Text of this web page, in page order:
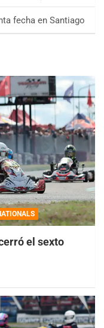
fecha en Santiago
el sexto